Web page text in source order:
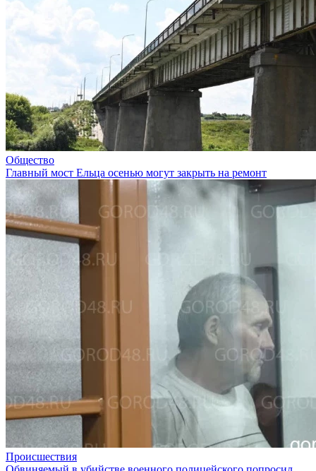
Общество
Главный мост Ельца осенью могут закрыть на ремонт
Происшествия